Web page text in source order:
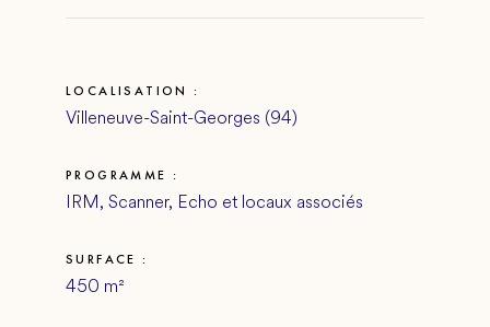
LOCALISATION :
Villeneuve-Saint-Georges (94)
PROGRAMME :
IRM, Scanner, Echo et locaux associés
SURFACE :
450 m²